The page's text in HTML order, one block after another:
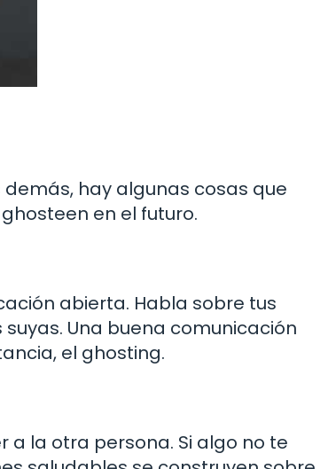
hay algunas cosas que
en el futuro.
abierta. Habla sobre tus
Una buena comunicación
el ghosting.
a la otra persona. Si algo no te